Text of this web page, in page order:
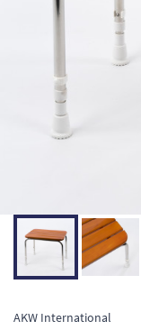
AKW International